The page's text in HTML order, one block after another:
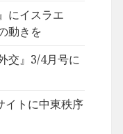
にイスラエ
動きを
交』3/4月号に
イトに中東秩序